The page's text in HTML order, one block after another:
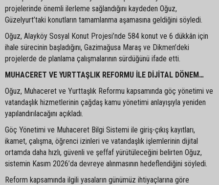
projelerinde önemli ilerleme sağlandığını kaydeden Oğuz,
Güzelyurt’taki konutların tamamlanma aşamasına geldiğini söyledi.
Oğuz, Alayköy Sosyal Konut Projesi’nde 584 konut ve 6 dükkân için
ihale sürecinin başladığını, Gazimağusa Maraş ve Dikmen’deki
projelerde de planlama çalışmalarının sürdüğünü ifade etti.
MUHACERET VE YURTTAŞLIK REFORMU İLE DİJİTAL DÖNEM…
Oğuz, Muhaceret ve Yurttaşlık Reformu kapsamında göç yönetimi ve
vatandaşlık hizmetlerinin çağdaş kamu yönetimi anlayışıyla yeniden
yapılandırılacağını açıkladı.
Göç Yönetimi ve Muhaceret Bilgi Sistemi ile giriş-çıkış kayıtları,
ikamet, çalışma, öğrenci izinleri ve vatandaşlık işlemlerinin dijital
ortamda daha hızlı, güvenli ve şeffaf yürütüleceğini belirten Oğuz,
sistemin Kasım 2026’da devreye alınmasının hedeflendiğini söyledi.
Reform kapsamında ilgili yasaların günümüz ihtiyaçlarına göre